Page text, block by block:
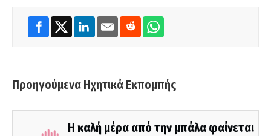
Προηγούμενα Ηχητικά Εκπομπής
Η καλή μέρα από την μπάλα φαίνεται